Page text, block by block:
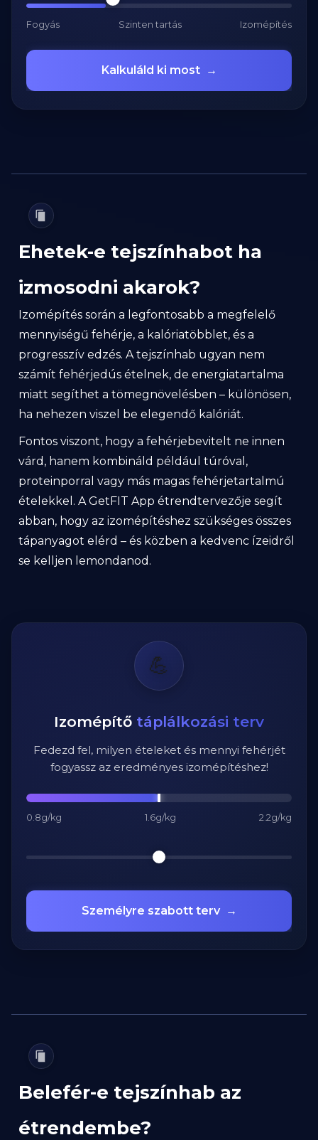
Fogyás Szinten tartás Izomépítés
Kalkuláld ki most →
Ehetek-e tejszínhabot ha
izmosodni akarok?
Izomépítés során a legfontosabb a megfelelő
mennyiségű fehérje, a kalóriatöbblet, és a
progresszív edzés. A tejszínhab ugyan nem
számít fehérjedús ételnek, de energiatartalma
miatt segíthet a tömegnövelésben – különösen,
ha nehezen viszel be elegendő kalóriát.
Fontos viszont, hogy a fehérjebevitelt ne innen
várd, hanem kombináld például túróval,
proteinporral vagy más magas fehérjetartalmú
ételekkel. A GetFIT App étrendtervezője segít
abban, hogy az izomépítéshez szükséges összes
tápanyagot elérd – és közben a kedvenc ízeidről
se kelljen lemondanod.
💪
Izomépítő táplálkozási terv
Fedezd fel, milyen ételeket és mennyi fehérjét
fogyassz az eredményes izomépítéshez!
0.8g/kg 1.6g/kg 2.2g/kg
Személyre szabott terv →
Belefér-e tejszínhab az
étrendembe?